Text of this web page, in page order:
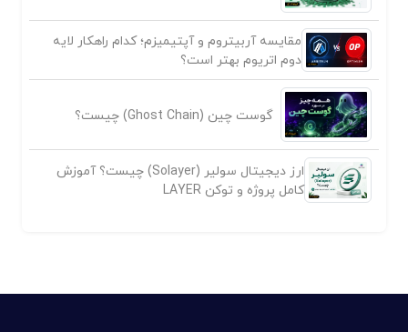
مقایسه آربیتروم و آپتیمیزم؛ کدام راهکار لایه
دوم اتریوم بهتر است؟
گوست چین (Ghost Chain) چیست؟
ارز دیجیتال سولیر (Solayer) چیست؟ آموزش
کامل پروژه و توکن LAYER